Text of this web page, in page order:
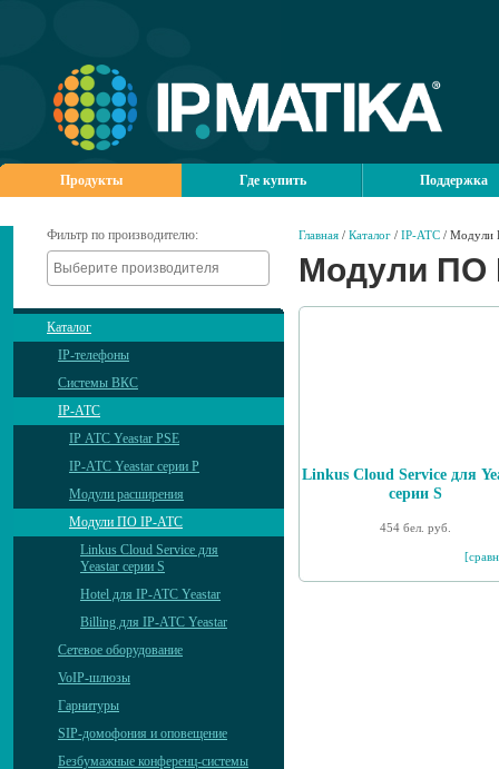
Продукты Где купить Поддержка
Фильтр по производителю:
Каталог
IP-телефоны
Системы ВКС
IP-АТС
IP АТС Yeastar PSE
IP-АТС Yeastar серии P
Модули расширения
Модули ПО IP-АТС
Linkus Cloud Service для
Yeastar серии S
Hotel для IP-АТС Yeastar
Billing для IP-АТС Yeastar
Сетевое оборудование
VoIP-шлюзы
Гарнитуры
SIP-домофония и оповещение
Безбумажные конференц-системы
Главная / Каталог / IP-АТС / Модули
Модули ПО
Linkus Cloud Service для
серии S
454 бел. руб.